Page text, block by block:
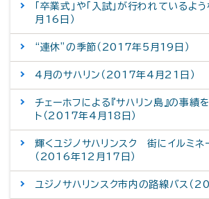
「卒業式」や「入試」が行われている
月16日）
“連休”の季節（2017年5月19日）
4月のサハリン（2017年4月21日）
チェーホフによる『サハリン島』の事績
ト（2017年4月18日）
輝くユジノサハリンスク 街にイルミネ
（2016年12月17日）
ユジノサハリンスク市内の路線バス（